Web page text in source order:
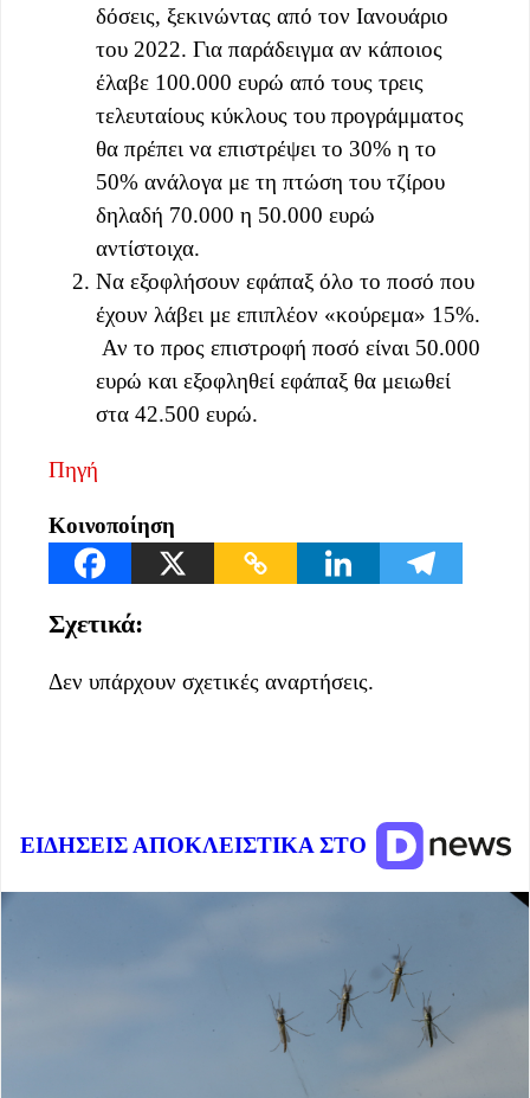
δόσεις, ξεκινώντας από τον Ιανουάριο
του 2022. Για παράδειγμα αν κάποιος
έλαβε 100.000 ευρώ από τους τρεις
τελευταίους κύκλους του προγράμματος
θα πρέπει να επιστρέψει το 30% η το
50% ανάλογα με τη πτώση του τζίρου
δηλαδή 70.000 η 50.000 ευρώ
αντίστοιχα.
Να εξοφλήσουν εφάπαξ όλο το ποσό που
έχουν λάβει με επιπλέον «κούρεμα» 15%.
Αν το προς επιστροφή ποσό είναι 50.000
ευρώ και εξοφληθεί εφάπαξ θα μειωθεί
στα 42.500 ευρώ.
Πηγή
Κοινοποίηση
Σχετικά:
Δεν υπάρχουν σχετικές αναρτήσεις.
ΕΙΔΗΣΕΙΣ ΑΠΟΚΛΕΙΣΤΙΚΑ ΣΤΟ